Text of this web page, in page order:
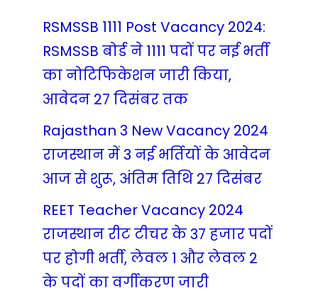
RSMSSB 1111 Post Vacancy 2024:
RSMSSB बोर्ड ने 1111 पदों पर नई भर्ती
का नोटिफिकेशन जारी किया,
आवेदन 27 दिसंबर तक
Rajasthan 3 New Vacancy 2024
राजस्थान में 3 नई भर्तियों के आवेदन
आज से शुरू, अंतिम तिथि 27 दिसंबर
REET Teacher Vacancy 2024
राजस्थान रीट टीचर के 37 हजार पदों
पर होगी भर्ती, लेवल 1 और लेवल 2
के पदों का वर्गीकरण जारी